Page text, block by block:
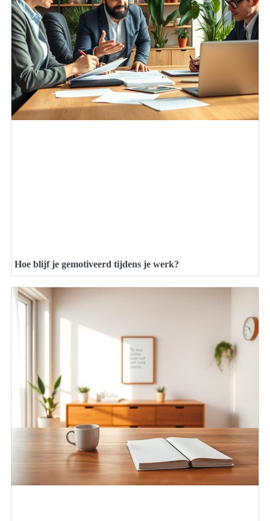
Hoe blijf je gemotiveerd tijdens je werk?